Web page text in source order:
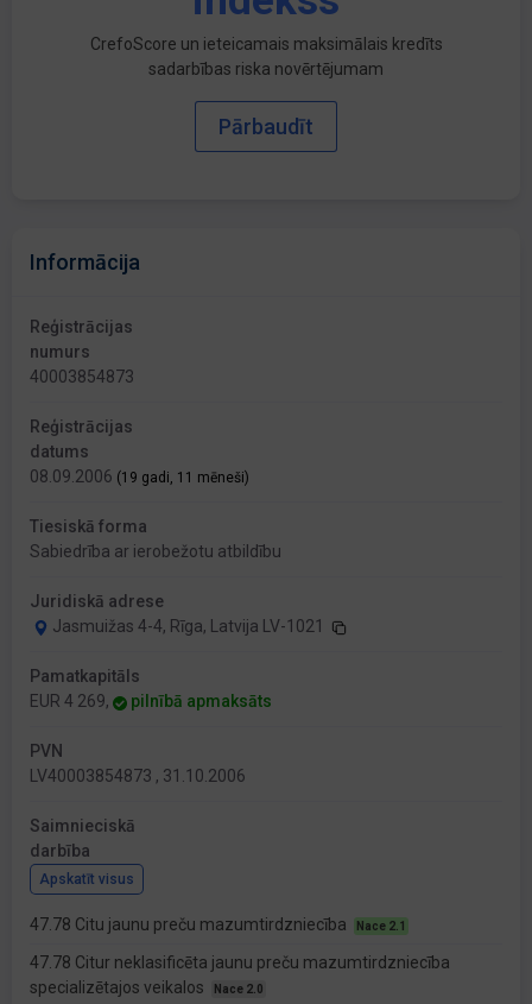
CrefoScore un ieteicamais maksimālais kredīts
sadarbības riska novērtējumam
Pārbaudīt
Informācija
Reģistrācijas
numurs
40003854873
Reģistrācijas
datums
08.09.2006 (19 gadi, 11 mēneši)
Tiesiskā forma
Sabiedrība ar ierobežotu atbildību
Juridiskā adrese
Jasmuižas 4-4, Rīga, Latvija LV-1021
Pamatkapitāls
EUR 4 269,
pilnībā apmaksāts
PVN
LV40003854873 , 31.10.2006
Saimnieciskā
darbība
Apskatīt visus
47.78 Citu jaunu preču mazumtirdzniecība Nace 2.1
47.78 Citur neklasificēta jaunu preču mazumtirdzniecība
specializētajos veikalos
Nace 2.0